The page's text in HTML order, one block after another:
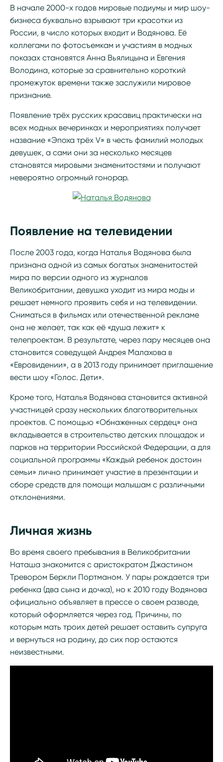
В начале 2000-х годов мировые подиумы и мир шоу-
бизнеса буквально взрывают три красотки из
России, в число которых входит и Водянова. Её
коллегами по фотосъемкам и участиям в модных
показах становятся Анна Вьялицына и Евгения
Володина, которые за сравнительно короткий
промежуток времени также заслужили мировое
признание.
Появление трёх русских красавиц практически на
всех модных вечеринках и мероприятиях получает
название «Эпоха трёх V» в честь фамилий молодых
девушек, а сами они за несколько месяцев
становятся мировыми знаменитостями и получают
невероятно огромный гонорар.
Появление на телевидении
После 2003 года, когда Наталья Водянова была
признана одной из самых богатых знаменитостей
мира по версии одного из журналов
Великобритании, девушка уходит из мира моды и
решает немного проявить себя и на телевидении.
Сниматься в фильмах или отечественной рекламе
она не желает, так как её «душа лежит» к
телепроектам. В результате, через пару месяцев она
становится соведущей Андрея Малахова в
«Евровидении», а в 2013 году принимает приглашение
вести шоу «Голос. Дети».
Кроме того, Наталья Водянова становится активной
участницей сразу нескольких благотворительных
проектов. С помощью «Обнаженных сердец» она
вкладывается в строительство детских площадок и
парков на территории Российской Федерации, а для
социальной программы «Каждый ребенок достоин
семьи» лично принимает участие в презентации и
сборе средств для помощи малышам с различными
отклонениями.
Личная жизнь
Во время своего пребывания в Великобритании
Наташа знакомится с аристократом Джастином
Тревором Беркли Портманом. У пары рождается три
ребенка (два сына и дочка), но к 2010 году Водянова
официально объявляет в прессе о своем разводе,
который оформляется через год. Причины, по
которым мать троих детей решает оставить супруга
и вернуться на родину, до сих пор остаются
неизвестными.